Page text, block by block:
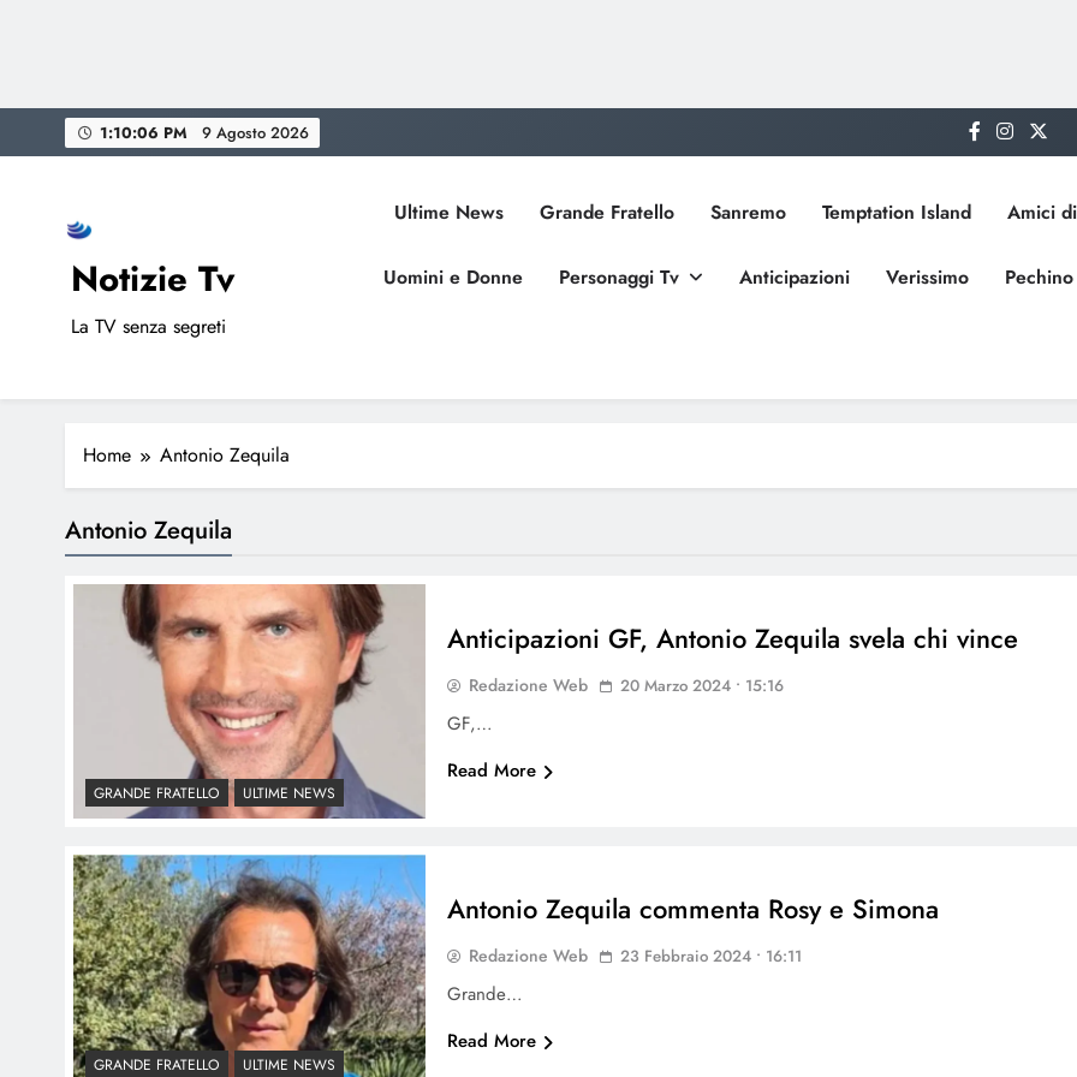
to
1:10:06 PM 9 Agosto 2026
Notizie Tv
La TV senza segreti
Ultime News Grande Fratello Sanremo Temptation Island Amici
Uomini e Donne Personaggi Tv Anticipazioni Verissimo
Home Antonio Zequila
Antonio Zequila
GRANDE FRATELLO ULTIME NEWS
Anticipazioni GF, Antonio Zequila svela chi vince
Redazione Web 20 Marzo 2024 • 15:16
GF,…
Read More
GRANDE FRATELLO ULTIME NEWS
Antonio Zequila commenta Rosy e Simona
Redazione Web 23 Febbraio 2024 • 16:11
Grande…
Read More